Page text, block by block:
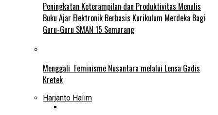
Peningkatan Keterampilan dan Produktivitas Menulis
Buku Ajar Elektronik Berbasis Kurikulum Merdeka Bagi
Guru-Guru SMAN 15 Semarang
Menggali Feminisme Nusantara melalui Lensa Gadis
Kretek
Harjanto Halim